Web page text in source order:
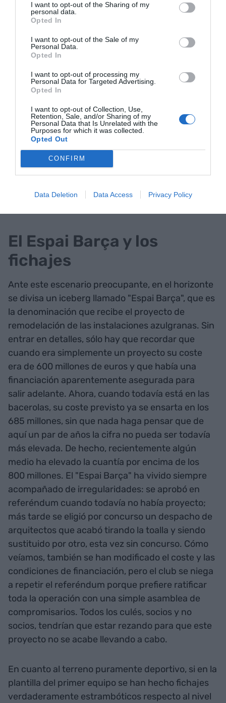
I want to opt-out of the Sharing of my
personal data.
Opted In
I want to opt-out of the Sale of my
Personal Data.
Opted In
I want to opt-out of processing my
Personal Data for Targeted Advertising.
Opted In
I want to opt-out of Collection, Use,
Retention, Sale, and/or Sharing of my
Personal Data that Is Unrelated with the
Purposes for which it was collected.
Opted Out
CONFIRM
Data Deletion Data Access Privacy Policy
que crece sin control. El Barça no es una fábrica
donde los ingresos dependen directamente de la
maquinaria para elaborar algún tipo de producto,
y por eso no se entiende que en sólo dos
temporadas (de 2017 a 2019) la plantilla haya
pasado de 1.000 a 1.500 trabajadores. De estos,
se embolsan anualmente 4 millones de euros en
salarios. Más allá de comparar estas magnitudes
cuantitativas de personal, ejecutivos y salarios
con empresas de unas dimensiones similares -
donde el Barça no saldría muy bien parado-
retribuciones son ajustadas al resultado de su
El Espai Barça y los
fichajes
Ante este escenario preocupante, en el horizonte
se divisa un iceberg llamado "Espai Barça", que es
la denominación que recibe el proyecto de
remodelación de las instalaciones azulgranas. Sin
entrar en detalles, sólo hay que recordar que
cuando era simplemente un proyecto su coste
era de 600 millones de euros y que había una
financiación aparentemente asegurada para
salir adelante. Ahora, cuando todavía está en las
bacerolas, su coste previsto ya se ensarta en los
685 millones, sin que nada haga pensar que de
aquí un par de años la cifra no pueda ser todavía
más elevada. De hecho, recientemente algún
medio ha elevado la cuantía por encima de los
800 millones. El "Espai Barça" ha vivido siempre
acompañado de irregularidades: se aprobó en
referéndum cuando todavía no había proyecto;
más tarde se eligió por concurso un despacho de
arquitectos que acabó tirando la toalla y siendo
sustituido por otro, esta vez sin concurso. Cómo
veíamos, también se han modificado el coste y las
condiciones de financiación, pero el club se niega
a repetir el referéndum porque prefiere ratificar
toda la operación con una simple asamblea de
compromisarios. Todos los culés, socios y no
socios, tendrían que estar rezando para que este
proyecto no se acabe llevando a cabo.
En cuanto al terreno puramente deportivo, si en la
plantilla del primer equipo se han hecho fichajes
verdaderamente estrambóticos respecto al nivel